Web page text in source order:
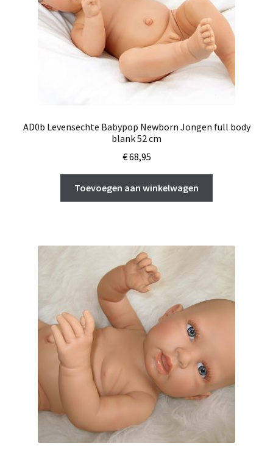
AD0b Levensechte Babypop Newborn Jongen full body
blank 52 cm
€68,95
Toevoegen aan winkelwagen